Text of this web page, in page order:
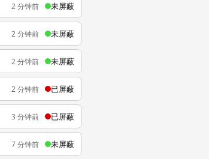
2 分钟前 未屏蔽
2 分钟前 未屏蔽
2 分钟前 未屏蔽
2 分钟前 已屏蔽
3 分钟前 已屏蔽
7 分钟前 未屏蔽